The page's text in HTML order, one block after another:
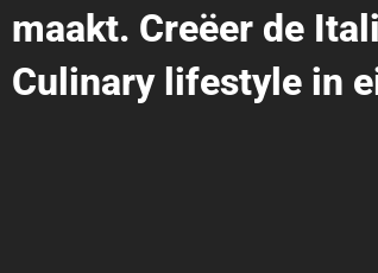
maakt. Creëer de
Culinary lifestyle in